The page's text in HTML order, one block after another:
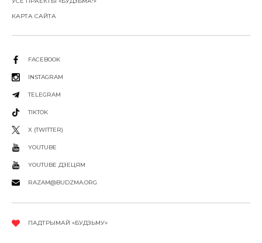
КАРТА САЙТА
FACEBOOK
INSTAGRAM
TELEGRAM
TIKTOK
X (TWITTER)
YOUTUBE
YOUTUBE ДЗЕЦЯМ
RAZAM@BUDZMA.ORG
ПАДТРЫМАЙ «БУДЗЬМУ»